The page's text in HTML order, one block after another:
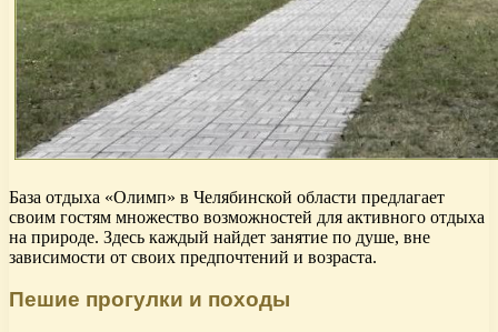
База отдыха «Олимп» в Челябинской области предлагает
своим гостям множество возможностей для активного отдыха
на природе. Здесь каждый найдет занятие по душе, вне
зависимости от своих предпочтений и возраста.
Пешие прогулки и походы